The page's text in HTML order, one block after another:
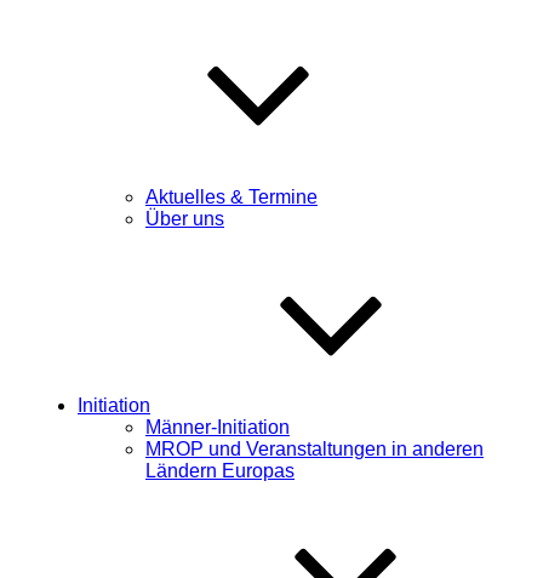
Aktuelles & Termine
Über uns
Initiation
Männer-Initiation
MROP und Veranstaltungen in anderen
Ländern Europas